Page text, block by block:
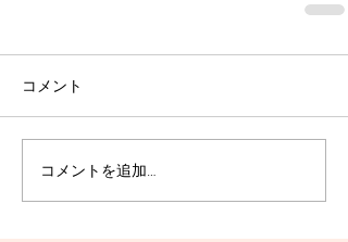
コメント
コメントを追加…